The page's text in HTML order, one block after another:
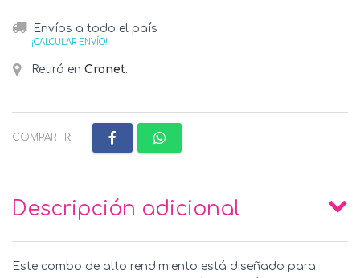
Envíos a todo el país
¡CALCULAR ENVÍO!
Retirá en Cronet.
COMPARTIR:
Descripción adicional
Este combo de alto rendimiento está diseñado para